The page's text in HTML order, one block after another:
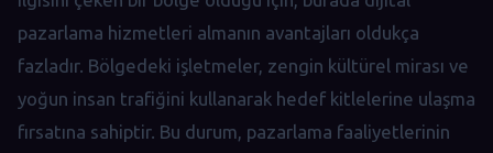
pazarlama hizmetleri almanın avantajları oldukça
fazladır. Bölgedeki işletmeler, zengin kültürel mirası ve
yoğun insan trafiğini kullanarak hedef kitlelerine ulaşma
fırsatına sahiptir. Bu durum, pazarlama faaliyetlerinin